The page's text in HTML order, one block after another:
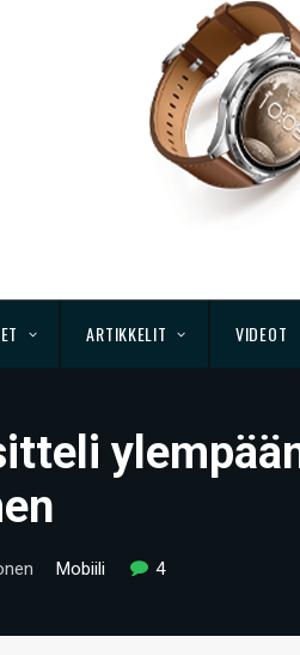
ARTIKKELIT VIDEOT
Mobiili 4